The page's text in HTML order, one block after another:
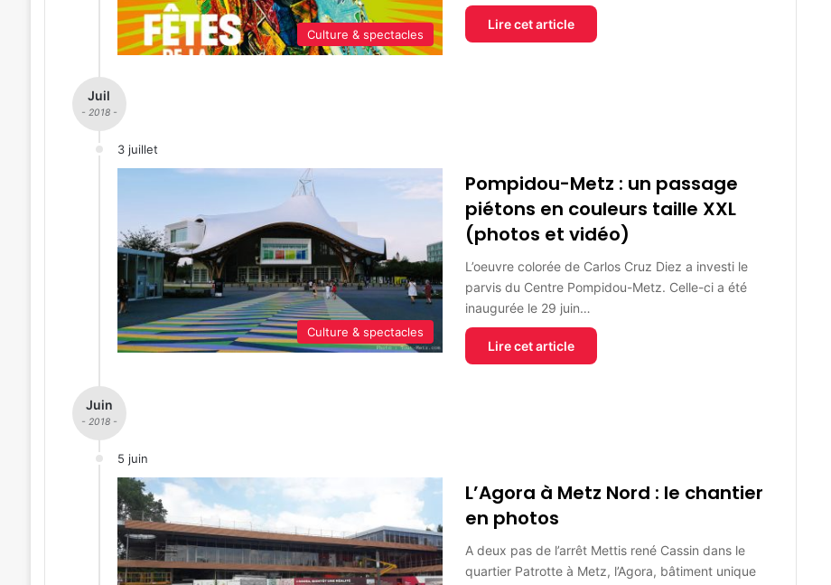
Culture & spectacles
Lire cet article
Juil
- 2018 -
3 juillet
Culture & spectacles
Pompidou-Metz : un passage
piétons en couleurs taille XXL
(photos et vidéo)
L’oeuvre colorée de Carlos Cruz Diez a investi le
parvis du Centre Pompidou-Metz. Celle-ci a été
inaugurée le 29 juin…
Lire cet article
Juin
- 2018 -
5 juin
L’Agora à Metz Nord : le chantier
en photos
A deux pas de l’arrêt Mettis rené Cassin dans le
quartier Patrotte à Metz, l’Agora, bâtiment unique